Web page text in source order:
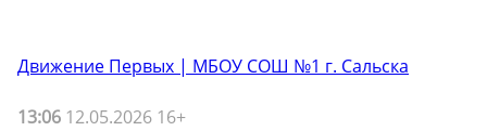
Движение Первых | МБОУ СОШ №1 г. Сальска
13:06 12.05.2026 16+